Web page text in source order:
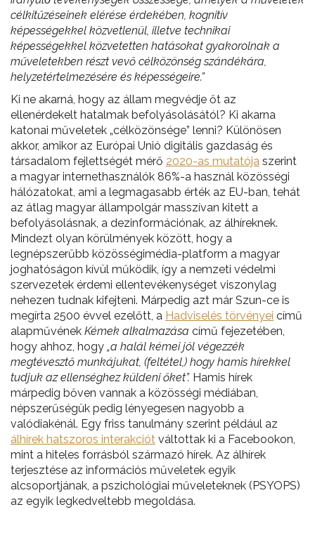
célkitűzéseinek elérése érdekében, kognitív
képességekkel közvetlenül, illetve technikai
képességekkel közvetetten hatásokat gyakorolnak a
műveletekben részt vevő célközönség szándékára,
helyzetértelmezésére és képességeire.”
Ki ne akarná, hogy az állam megvédje őt az
ellenérdekelt hatalmak befolyásolásától? Ki akarna
katonai műveletek „célközönsége” lenni? Különösen
akkor, amikor az Európai Unió digitális gazdaság és
társadalom fejlettségét mérő 2020-as mutatója szerint
a magyar internethasználók 86%-a használ közösségi
hálózatokat, ami a legmagasabb érték az EU-ban, tehát
az átlag magyar állampolgár masszívan kitett a
befolyásolásnak, a dezinformációnak, az álhíreknek.
Mindezt olyan körülmények között, hogy a
legnépszerűbb közösségimédia-platform a magyar
joghatóságon kívül működik, így a nemzeti védelmi
szervezetek érdemi ellentevékenységet viszonylag
nehezen tudnak kifejteni. Márpedig azt már Szun-ce is
megírta 2500 évvel ezelőtt, a Hadviselés törvényei című
alapművének Kémek alkalmazása című fejezetében,
hogy ahhoz, hogy „a halál kémei jól végezzék
megtévesztő munkájukat, (feltétel,) hogy hamis hírekkel
tudjuk az ellenséghez küldeni őket”. Hamis hírek
márpedig bőven vannak a közösségi médiában,
népszerűségük pedig lényegesen nagyobb a
valódiakénál. Egy friss tanulmány szerint például az
álhírek hatszoros interakciót váltottak ki a Facebookon,
mint a hiteles forrásból származó hírek. Az álhírek
terjesztése az információs műveletek egyik
alcsoportjának, a pszichológiai műveleteknek (PSYOPS)
az egyik legkedveltebb megoldása.